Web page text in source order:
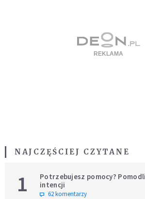
NAJCZĘŚCIEJ CZYTANE
1
Potrzebujesz pomocy?
intencji
62 komentarzy